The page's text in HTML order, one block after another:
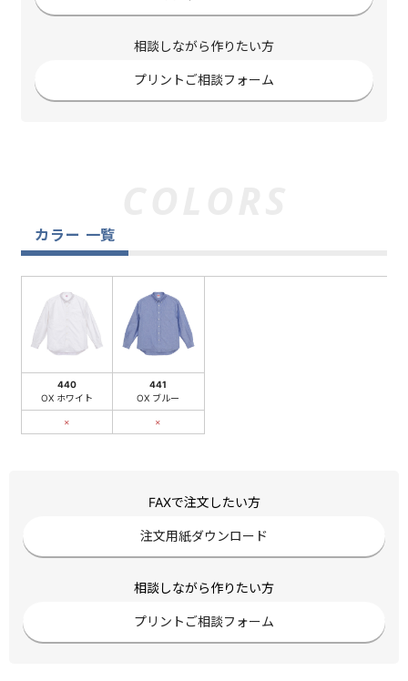
相談しながら作りたい方
プリントご相談フォーム
カラー 一覧
440
OX ホワイト
×
441
OX ブルー
×
FAXで注文したい方
注文用紙ダウンロード
相談しながら作りたい方
プリントご相談フォーム